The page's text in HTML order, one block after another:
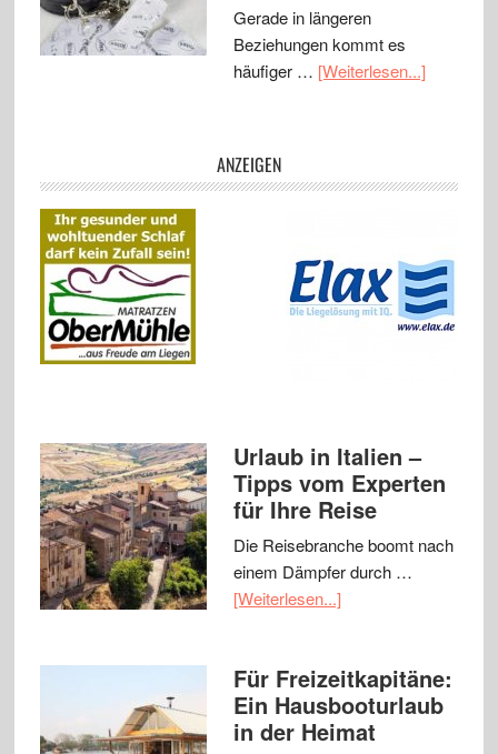
Gerade in längeren
Beziehungen kommt es
häufiger … [Weiterlesen...]
ANZEIGEN
Urlaub in Italien –
Tipps vom Experten
für Ihre Reise
Die Reisebranche boomt nach
einem Dämpfer durch …
[Weiterlesen...]
Für Freizeitkapitäne:
Ein Hausbooturlaub
in der Heimat